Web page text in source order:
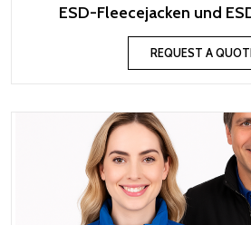
ESD-Fleecejacken und
REQUEST A